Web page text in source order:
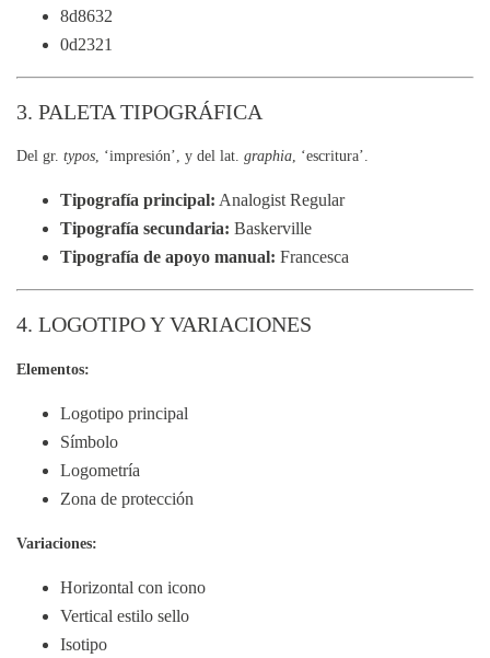
8d8632
0d2321
3. PALETA TIPOGRÁFICA
Del gr. typos, ‘impresión’, y del lat. graphia, ‘escritura’.
Tipografía principal: Analogist Regular
Tipografía secundaria: Baskerville
Tipografía de apoyo manual: Francesca
4. LOGOTIPO Y VARIACIONES
Elementos:
Logotipo principal
Símbolo
Logometría
Zona de protección
Variaciones:
Horizontal con icono
Vertical estilo sello
Isotipo